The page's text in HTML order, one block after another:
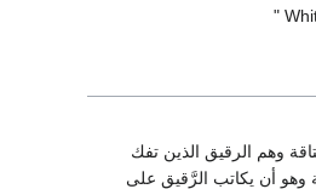
وهم الرقيق الذين تفك
وهو أن يكاتب الرَّقيق على